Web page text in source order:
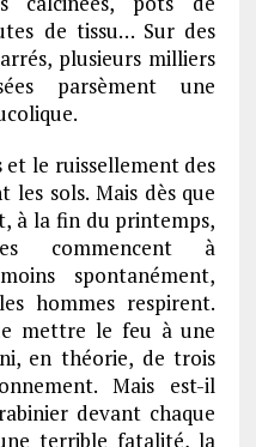
de tissu… Sur des
plusieurs milliers
parsèment une
et le ruissellement des
les sols. Mais dès que
à la fin du printemps,
commencent à
spontanément,
hommes respirent.
mettre le feu à une
en théorie, de trois
Mais est-il
devant chaque
terrible fatalité, la